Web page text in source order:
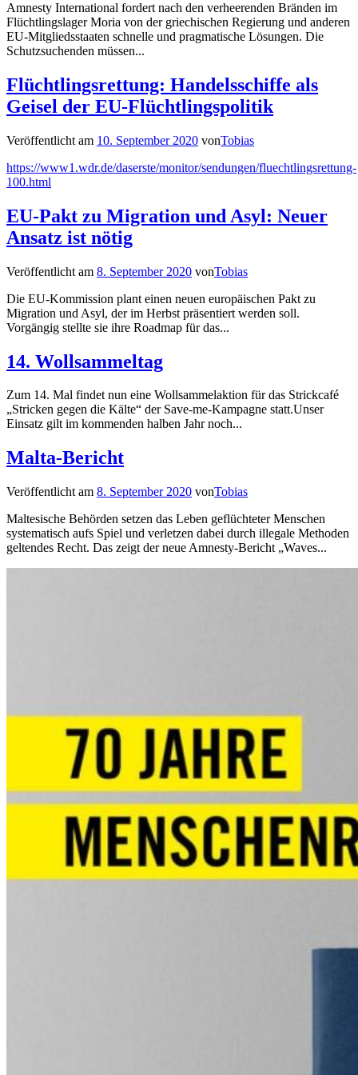
Amnesty International fordert nach den verheerenden Bränden im
Flüchtlingslager Moria von der griechischen Regierung und anderen
EU-Mitgliedsstaaten schnelle und pragmatische Lösungen. Die
Schutzsuchenden müssen...
Flüchtlingsrettung: Handelsschiffe als
Geisel der EU-Flüchtlingspolitik
Veröffentlicht am 10. September 2020 vonTobias
https://www1.wdr.de/daserste/monitor/sendungen/fluechtlingsrettung-
100.html
EU-Pakt zu Migration und Asyl: Neuer
Ansatz ist nötig
Veröffentlicht am 8. September 2020 vonTobias
Die EU-Kommission plant einen neuen europäischen Pakt zu
Migration und Asyl, der im Herbst präsentiert werden soll.
Vorgängig stellte sie ihre Roadmap für das...
14. Wollsammeltag
Zum 14. Mal findet nun eine Wollsammelaktion für das Strickcafé
„Stricken gegen die Kälte“ der Save-me-Kampagne statt.Unser
Einsatz gilt im kommenden halben Jahr noch...
Malta-Bericht
Veröffentlicht am 8. September 2020 vonTobias
Maltesische Behörden setzen das Leben geflüchteter Menschen
systematisch aufs Spiel und verletzen dabei durch illegale Methoden
geltendes Recht. Das zeigt der neue Amnesty-Bericht „Waves...